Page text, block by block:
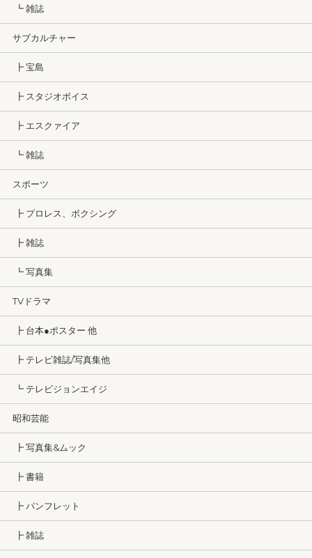
┗ 雑誌
サブカルチャー
┣ 宝島
┣ スタジオボイス
┣ エスクァイア
┗ 雑誌
スポーツ
┣ プロレス、ボクシング
┣ 雑誌
┗ 写真集
TVドラマ
┣ 台本●ポスター 他
┣ テレビ雑誌/写真集他
┗ テレビジョンエイジ
昭和芸能
┣ 写真集&ムック
┣ 書籍
┣ パンフレット
┣ 雑誌